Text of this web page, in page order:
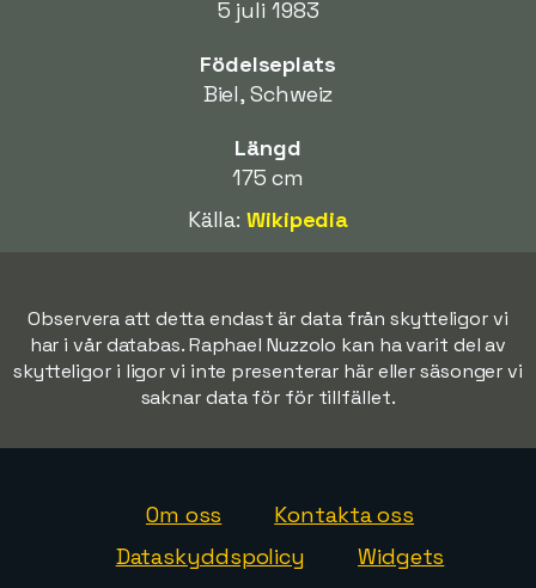
5 juli 1983
Födelseplats
Biel, Schweiz
Längd
175 cm
Källa:Wikipedia
Observera att detta endast är data från skytteligor vi
har i vår databas. Raphael Nuzzolo kan ha varit del av
skytteligor i ligor vi inte presenterar här eller säsonger vi
saknar data för för tillfället.
Om oss
Kontakta oss
Dataskyddspolicy
Widgets